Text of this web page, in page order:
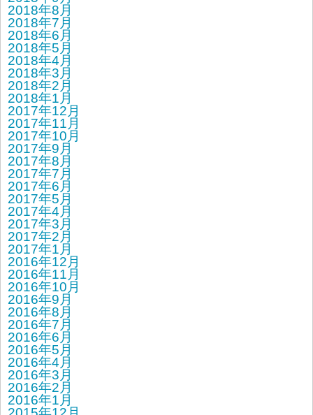
2018年8月
2018年7月
2018年6月
2018年5月
2018年4月
2018年3月
2018年2月
2018年1月
2017年12月
2017年11月
2017年10月
2017年9月
2017年8月
2017年7月
2017年6月
2017年5月
2017年4月
2017年3月
2017年2月
2017年1月
2016年12月
2016年11月
2016年10月
2016年9月
2016年8月
2016年7月
2016年6月
2016年5月
2016年4月
2016年3月
2016年2月
2016年1月